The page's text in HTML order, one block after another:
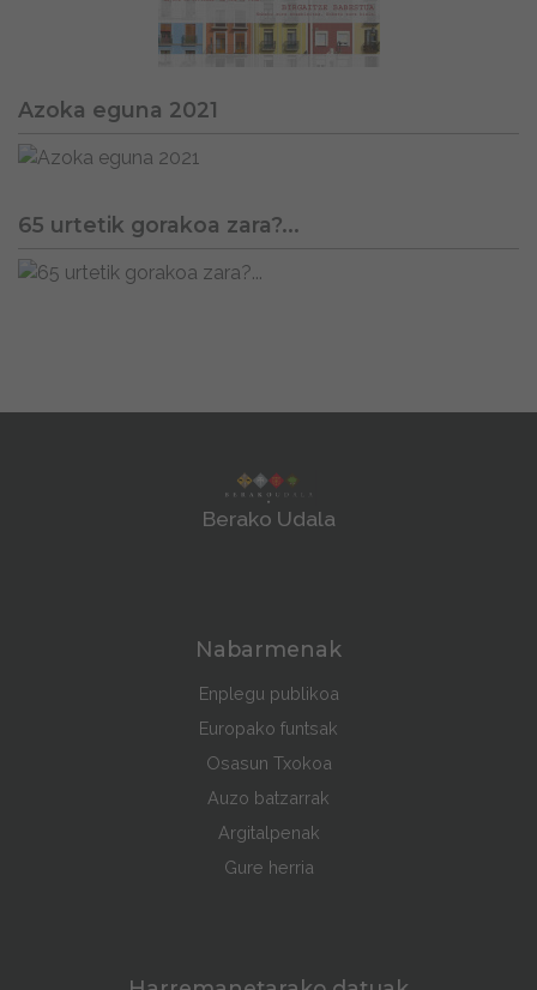
Azoka eguna 2021
65 urtetik gorakoa zara?...
Berako Udala
Nabarmenak
Enplegu publikoa
Europako funtsak
Osasun Txokoa
Auzo batzarrak
Argitalpenak
Gure herria